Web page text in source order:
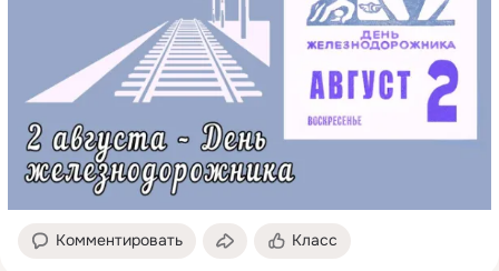
Комментировать Класс